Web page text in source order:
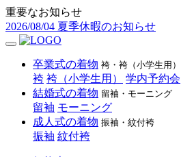
重要なお知らせ
2026/08/04 夏季休暇のお知らせ
卒業式の着物 袴・袴（小学生用）
袴 袴（小学生用）
学内予約会
結婚式の着物 留袖・モーニング
留袖 モーニング
成人式の着物 振袖・紋付袴
振袖 紋付袴